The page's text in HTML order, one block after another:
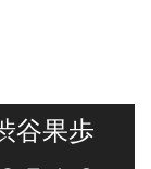
谷果歩